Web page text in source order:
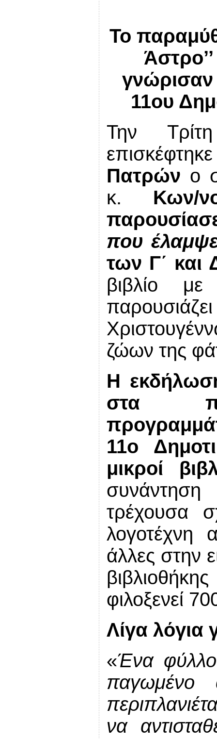
Το
γνώρισαν
11ου
Την
Πατρών ο
κ. Κων/
που
των Γ΄ και
βιβλίο
ζώων της
Η
στα
11ο
μικροί
τρέχουσα
λογοτέχνη
άλλες στην
φιλοξενεί
Λίγα λόγια
«Ένα φύλλο
παγωμένο
να